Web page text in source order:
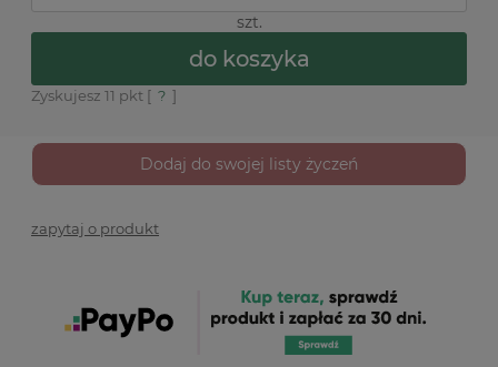
szt.
do koszyka
Zyskujesz 11 pkt [ ? ]
Dodaj do swojej listy życzeń
zapytaj o produkt